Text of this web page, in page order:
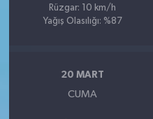
Rüzgar: 10 km/h
Yağış Olasılığı: %87
20 MART
CUMA